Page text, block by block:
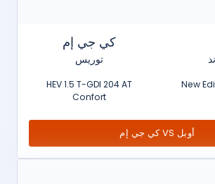
New
كي جي إم
توريس
HEV 1.5 T-GDI 204 AT
Confort
أوبل VS كي جي إم